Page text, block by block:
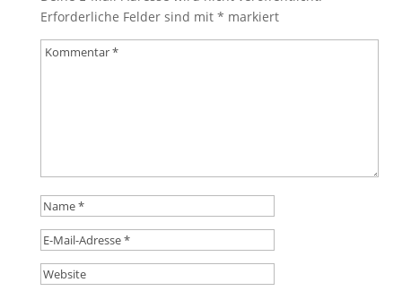
Erforderliche Felder sind mit * markiert